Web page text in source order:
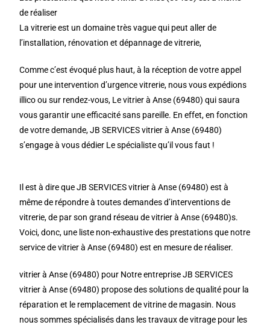
de réaliser
La vitrerie est un domaine très vague qui peut aller de
l’installation, rénovation et dépannage de vitrerie,
Comme c’est évoqué plus haut, à la réception de votre appel
pour une intervention d’urgence vitrerie, nous vous expédions
illico ou sur rendez-vous, Le vitrier à Anse (69480) qui saura
vous garantir une efficacité sans pareille. En effet, en fonction
de votre demande, JB SERVICES vitrier à Anse (69480)
s’engage à vous dédier Le spécialiste qu’il vous faut !
Il est à dire que JB SERVICES vitrier à Anse (69480) est à
même de répondre à toutes demandes d’interventions de
vitrerie, de par son grand réseau de vitrier à Anse (69480)s.
Voici, donc, une liste non-exhaustive des prestations que notre
service de vitrier à Anse (69480) est en mesure de réaliser.
vitrier à Anse (69480) pour Notre entreprise JB SERVICES
vitrier à Anse (69480) propose des solutions de qualité pour la
réparation et le remplacement de vitrine de magasin. Nous
nous sommes spécialisés dans les travaux de vitrage pour les